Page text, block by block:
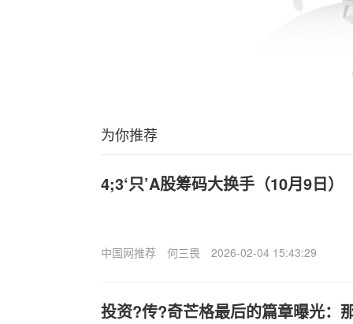
为你推荐
4;3‘只’A股筹码大换手（10月9日）
中国网推荐 何三畏 2026-02-04 15:43:29
投资?传?奇芒格最后的篇章曝光：